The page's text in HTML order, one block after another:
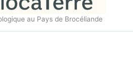
au Pays de Brocéliande